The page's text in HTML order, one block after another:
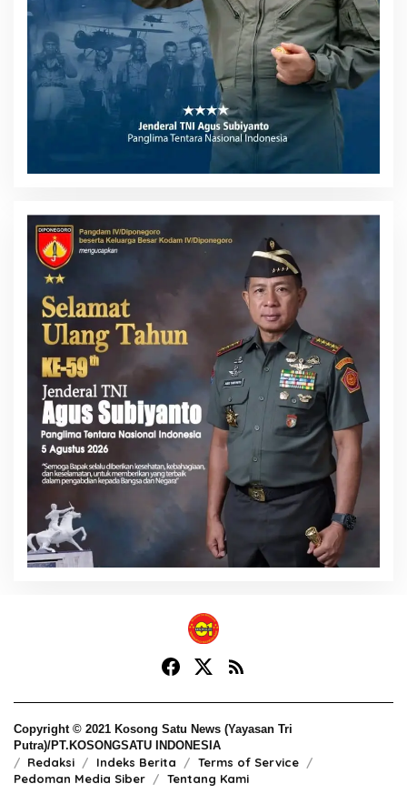
Copyright © 2021 Kosong Satu News (Yayasan Tri
Putra)/PT.KOSONGSATU INDONESIA
Redaksi Indeks Berita
Terms of Service
Pedoman Media Siber
Tentang Kami